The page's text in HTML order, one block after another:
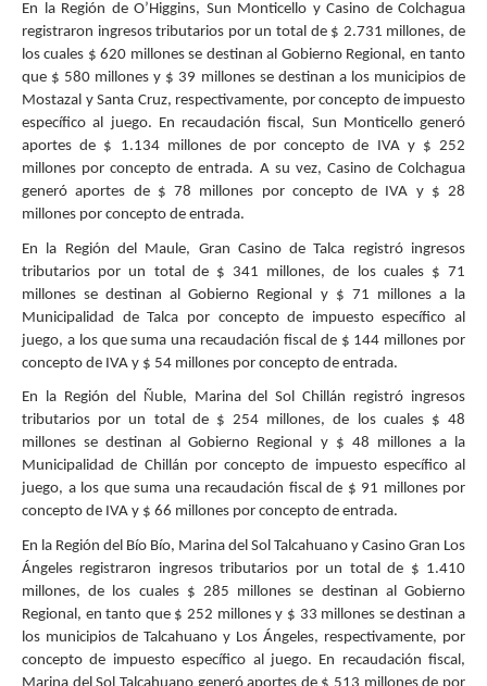
En la Región de O’Higgins, Sun Monticello y Casino de Colchagua
registraron ingresos tributarios por un total de $ 2.731 millones, de
los cuales $ 620 millones se destinan al Gobierno Regional, en tanto
que $ 580 millones y $ 39 millones se destinan a los municipios de
Mostazal y Santa Cruz, respectivamente, por concepto de impuesto
específico al juego. En recaudación fiscal, Sun Monticello generó
aportes de $ 1.134 millones de por concepto de IVA y $ 252
millones por concepto de entrada. A su vez, Casino de Colchagua
generó aportes de $ 78 millones por concepto de IVA y $ 28
millones por concepto de entrada.
En la Región del Maule, Gran Casino de Talca registró ingresos
tributarios por un total de $ 341 millones, de los cuales $ 71
millones se destinan al Gobierno Regional y $ 71 millones a la
Municipalidad de Talca por concepto de impuesto específico al
juego, a los que suma una recaudación fiscal de $ 144 millones por
concepto de IVA y $ 54 millones por concepto de entrada.
En la Región del Ñuble, Marina del Sol Chillán registró ingresos
tributarios por un total de $ 254 millones, de los cuales $ 48
millones se destinan al Gobierno Regional y $ 48 millones a la
Municipalidad de Chillán por concepto de impuesto específico al
juego, a los que suma una recaudación fiscal de $ 91 millones por
concepto de IVA y $ 66 millones por concepto de entrada.
En la Región del Bío Bío, Marina del Sol Talcahuano y Casino Gran Los
Ángeles registraron ingresos tributarios por un total de $ 1.410
millones, de los cuales $ 285 millones se destinan al Gobierno
Regional, en tanto que $ 252 millones y $ 33 millones se destinan a
los municipios de Talcahuano y Los Ángeles, respectivamente, por
concepto de impuesto específico al juego. En recaudación fiscal,